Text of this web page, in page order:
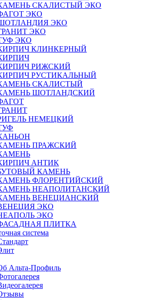
СКАЛИСТЫЙ ЭКО
ЭКО
ЭКО
ЭКО
ЭКО
КЛИНКЕРНЫЙ
РИЖСКИЙ
РУСТИКАЛЬНЫЙ
СКАЛИСТЫЙ
ШОТЛАНДСКИЙ
НЕМЕЦКИЙ
ПРАЖСКИЙ
АНТИК
КАМЕНЬ
ФЛОРЕНТИЙСКИЙ
НЕАПОЛИТАНСКИЙ
ВЕНЕЦИАНСКИЙ
ЭКО
ЭКО
ПЛИТКА
система
Альта-Профиль